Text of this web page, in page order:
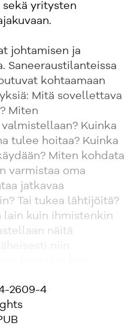
yritysten
johtamisen ja
Saneeraustilanteissa
kohtaamaan
Mitä sovellettava
Miten
Kuinka
tulee hoitaa? Kuinka
Miten kohdata
varmistaa oma
jatkavaa
Tai tukea lähtijöitä?
lain kuin ihmistenkin
näitä
2609-4